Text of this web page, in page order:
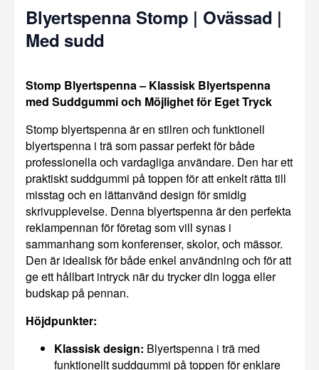
Blyertspenna Stomp | Ovässad |
Med sudd
Stomp Blyertspenna – Klassisk Blyertspenna
med Suddgummi och Möjlighet för Eget Tryck
Stomp blyertspenna är en stilren och funktionell
blyertspenna i trä som passar perfekt för både
professionella och vardagliga användare. Den har ett
praktiskt suddgummi på toppen för att enkelt rätta till
misstag och en lättanvänd design för smidig
skrivupplevelse. Denna blyertspenna är den perfekta
reklampennan för företag som vill synas i
sammanhang som konferenser, skolor, och mässor.
Den är idealisk för både enkel användning och för att
ge ett hållbart intryck när du trycker din logga eller
budskap på pennan.
Höjdpunkter:
Klassisk design: Blyertspenna i trä med
funktionellt suddgummi på toppen för enklare